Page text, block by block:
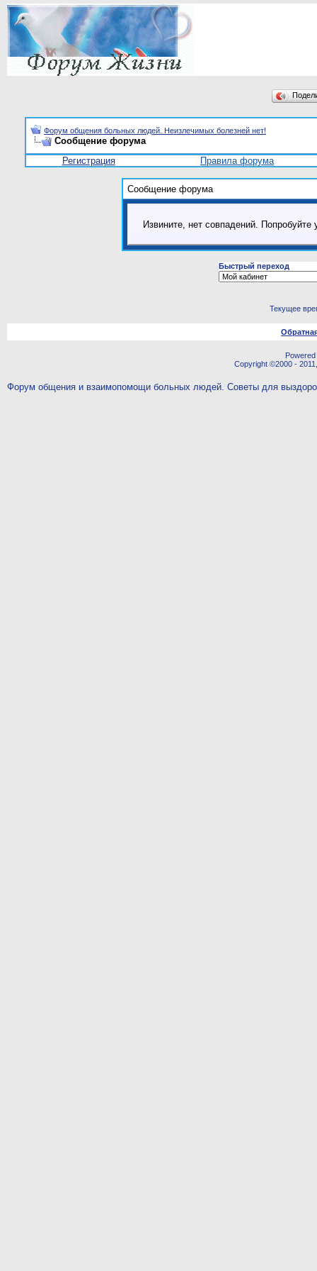
Форум общения больных людей. Неизлечимых болезней нет!
Сообщение форума
Регистрация
Правила форума
Сообщение форума
Извините, нет совпадений.
Быстрый переход
Текущее
Copyright ©2000 -
Форум общения и взаимопомощи больных людей. Советы для